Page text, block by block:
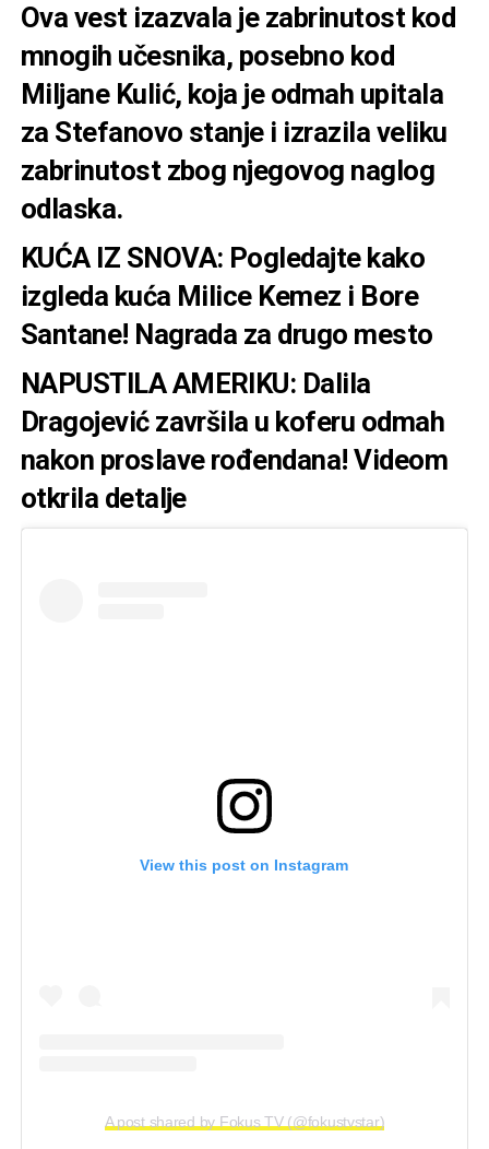
Ova vest izazvala je zabrinutost kod
mnogih učesnika, posebno kod
Miljane Kulić, koja je odmah upitala
za Stefanovo stanje i izrazila veliku
zabrinutost zbog njegovog naglog
odlaska.
KUĆA IZ SNOVA: Pogledajte kako
izgleda kuća Milice Kemez i Bore
Santane! Nagrada za drugo mesto
NAPUSTILA AMERIKU: Dalila
Dragojević završila u koferu odmah
nakon proslave rođendana! Videom
otkrila detalje
View this post on Instagram
A post shared by Fokus TV (@fokustvstar)